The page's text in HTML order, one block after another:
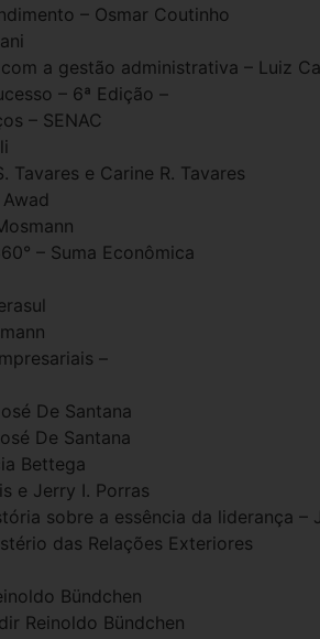
– Osmar Coutinho
a gestão administrativa – Luiz
– 6ª Edição –
– SENAC
Tavares e Carine R. Tavares
– Suma Econômica
–
De Santana
De Santana
Bettega
e Jerry I. Porras
sobre a essência da liderança –
das Relações Exteriores
Bündchen
Reinoldo Bündchen